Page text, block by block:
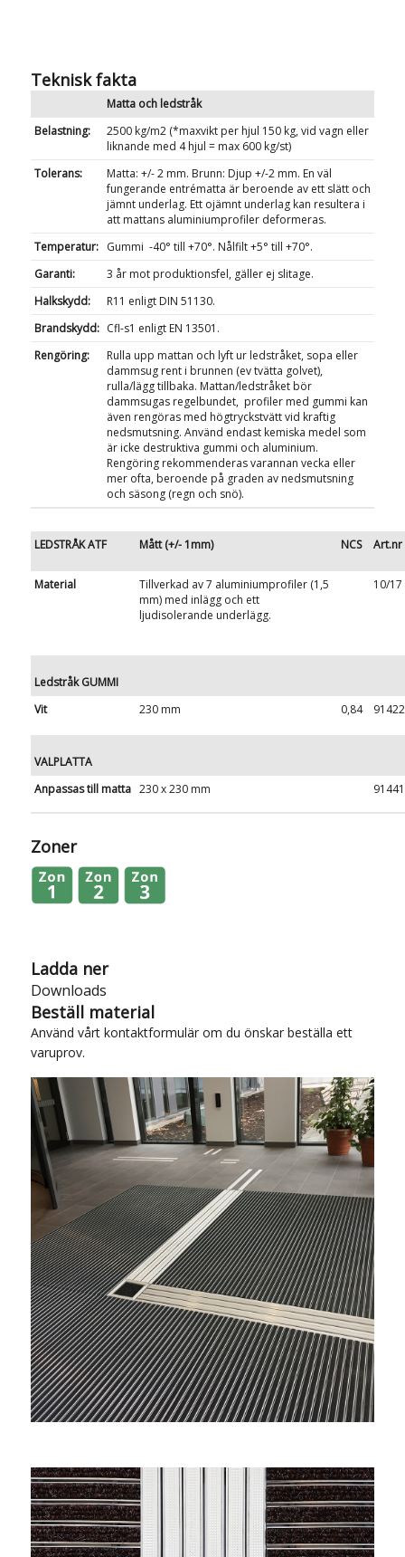
Teknisk fakta
Matta och ledstråk
Belastning:
2500 kg/m2(*maxvikt per hjul 150 kg, vid vagn eller
liknande med 4 hjul = max 600 kg/st)
Tolerans:
Matta: +/- 2 mm. Brunn: Djup +/-2 mm. En väl
fungerande entrématta är beroende av ett slätt och
jämnt underlag. Ett ojämnt underlag kan resultera i
att mattans aluminiumprofiler deformeras.
Temperatur:
Gummi -40° till +70°. Nålfilt +5° till +70°.
Garanti:
3 år mot produktionsfel, gäller ej slitage.
Halkskydd:
R11 enligt DIN 51130.
Brandskydd: Cfl-s1 enligt EN 13501.
Rengöring:
Rulla upp mattan och lyft ur ledstråket, sopa eller
dammsug rent i brunnen (ev tvätta golvet),
rulla/lägg tillbaka. Mattan/ledstråket bör
dammsugas regelbundet, profiler med gummi kan
även rengöras med högtryckstvätt vid kraftig
nedsmutsning. Använd endast kemiska medel som
är icke destruktiva gummi och aluminium.
Rengöring rekommenderas varannan vecka eller
mer ofta, beroende på graden av nedsmutsning
och säsong (regn och snö).
LEDSTRÅK ATF Mått (+/- 1mm) NCS Art.nr
Material
Tillverkad av 7 aluminiumprofiler (1,5
mm) med inlägg och ett
ljudisolerande underlägg.
10/17
Ledstråk GUMMI
Vit
230 mm 0,84
VALPLATTA
Anpassas till matta 230 x 230 mm
Zoner
Ladda ner
Downloads
Beställ material
Använd vårt kontaktformulärom du önskar beställa ett
varuprov.